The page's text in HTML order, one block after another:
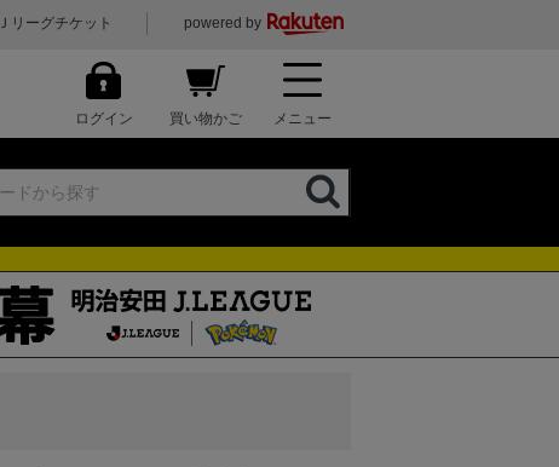
Ｊリーグチケット powered by
ログイン 買い物かご メニュー